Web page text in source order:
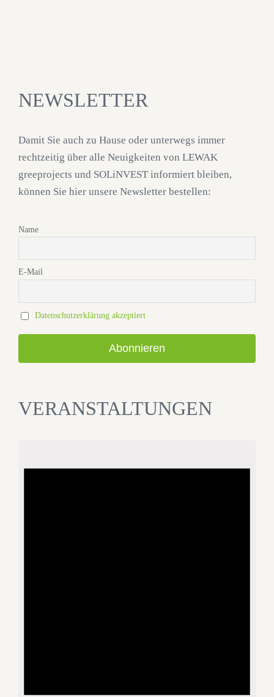
NEWSLETTER
Damit Sie auch zu Hause oder unterwegs immer
rechtzeitig über alle Neuigkeiten von LEWAK
greeprojects und SOLiNVEST informiert bleiben,
können Sie hier unsere Newsletter bestellen:
Name
E-Mail
Datenschutzerklärung akzeptiert
VERANSTALTUNGEN